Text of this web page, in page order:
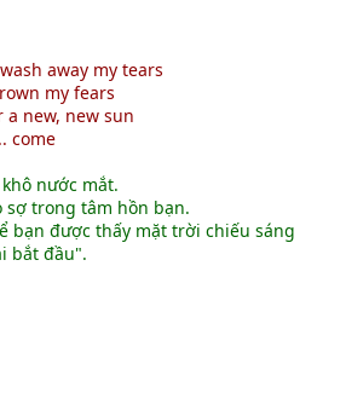
away my tears
my fears
new, new sun
come
nước mắt.
sợ trong tâm hồn bạn.
bạn được thấy mặt trời chiếu sáng
bắt đầu".